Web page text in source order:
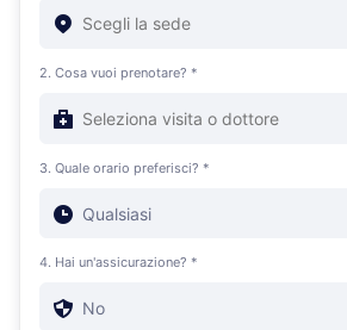
2. Cosa vuoi prenotare? *
3. Quale orario preferisci? *
4. Hai un'assicurazione? *